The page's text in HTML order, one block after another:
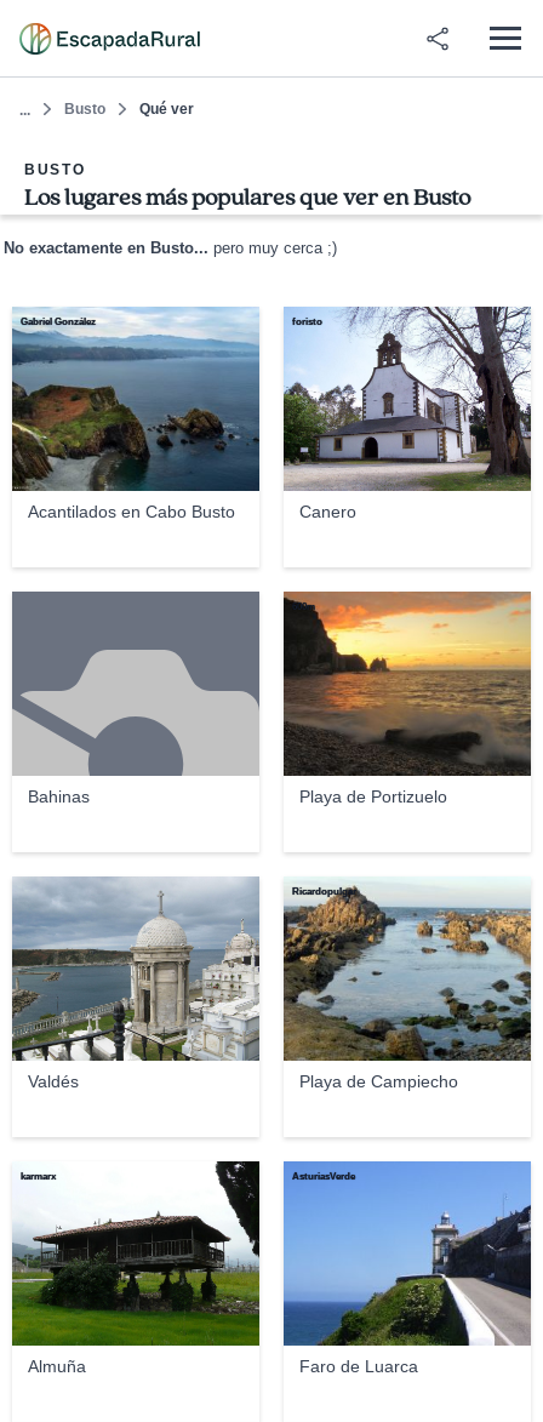
... Busto Qué ver
BUSTO
Los lugares más populares que ver en Busto
No exactamente en Busto... pero muy cerca ;)
Acantilados en Cabo Busto
Gabriel González
Canero
foristo
Bahinas Playa de Portizuelo
600m
Valdés Playa de Campiecho
Ricardopulgar
Almuña
karmarx
Faro de Luarca
AsturiasVerde